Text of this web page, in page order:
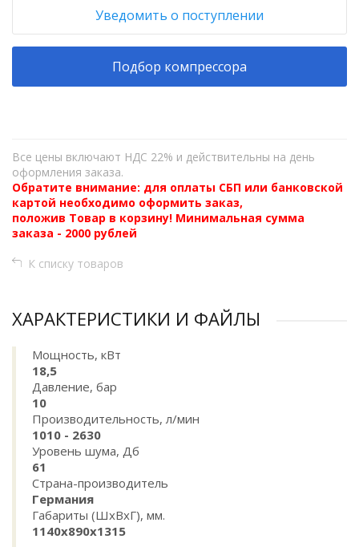
Уведомить о поступлении
Подбор компрессора
Все цены включают НДС 22% и действительны на день
оформления заказа.
Обратите внимание: для оплаты СБП или банковской
картой необходимо оформить заказ,
положив Товар в корзину! Минимальная сумма
заказа - 2000 рублей
К списку товаров
ХАРАКТЕРИСТИКИ И ФАЙЛЫ
Мощность, кВт
18,5
Давление, бар
10
Производительность, л/мин
1010 - 2630
Уровень шума, Дб
61
Страна-производитель
Германия
Габариты (ШхВхГ), мм.
1140x890x1315